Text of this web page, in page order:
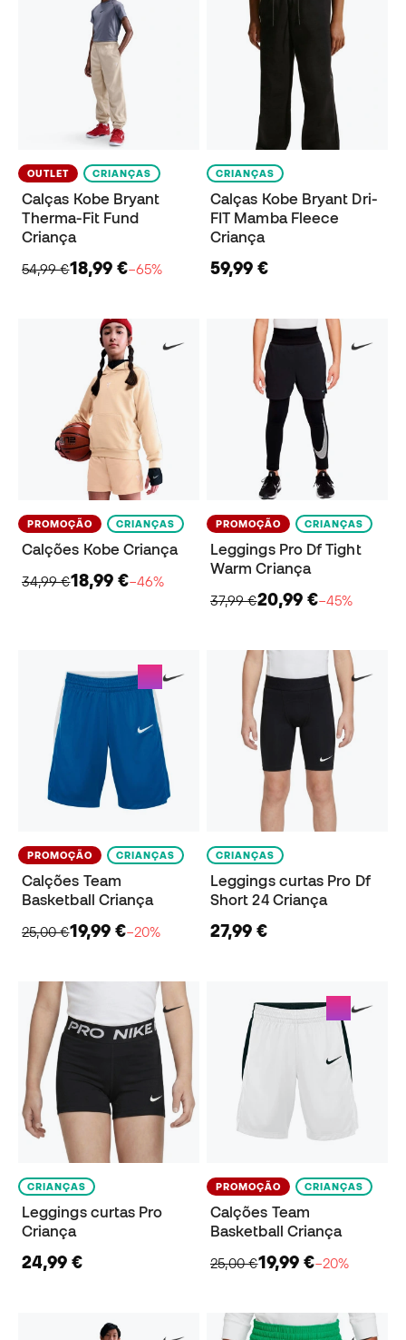
OUTLET CRIANÇAS
Calças Kobe Bryant
Therma-Fit Fund
Criança
54,99 €18,99 €−65%
CRIANÇAS
Calças Kobe Bryant Dri-
FIT Mamba Fleece
Criança
59,99 €
PROMOÇÃO CRIANÇAS
Calções Kobe Criança
34,99 €18,99 €−46%
PROMOÇÃO CRIANÇAS
Leggings Pro Df Tight
Warm Criança
37,99 €20,99 €−45%
PROMOÇÃO CRIANÇAS
Calções Team
Basketball Criança
25,00 €19,99 €−20%
CRIANÇAS
Leggings curtas Pro Df
Short 24 Criança
27,99 €
CRIANÇAS
Leggings curtas Pro
Criança
24,99 €
PROMOÇÃO CRIANÇAS
Calções Team
Basketball Criança
25,00 €19,99 €−20%